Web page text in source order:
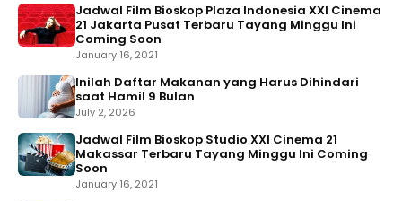
Jadwal Film Bioskop Plaza Indonesia XXI Cinema
21 Jakarta Pusat Terbaru Tayang Minggu Ini
Coming Soon
January 16, 2021
Inilah Daftar Makanan yang Harus Dihindari
saat Hamil 9 Bulan
July 2, 2026
Jadwal Film Bioskop Studio XXI Cinema 21
Makassar Terbaru Tayang Minggu Ini Coming
Soon
January 16, 2021